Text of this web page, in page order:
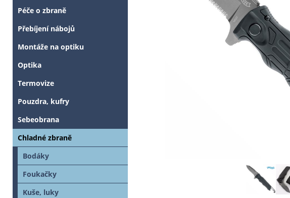
Péče o zbraně
Přebíjení nábojů
Montáže na optiku
Optika
Termovize
Pouzdra, kufry
Sebeobrana
Chladné zbraně
Bodáky
Foukačky
Kuše, luky